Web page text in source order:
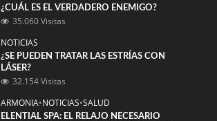
¿CUÁL ES EL VERDADERO ENEMIGO?
35.060 Visitas
NOTICIAS
¿SE PUEDEN TRATAR LAS ESTRÍAS CON
LÁSER?
32.154 Visitas
ARMONIA•NOTICIAS•SALUD
ELENTIAL SPA: EL RELAJO NECESARIO